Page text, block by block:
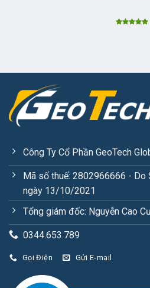
Công Ty Cổ Phần GeoTech
Mã số thuế: 2802966666 - Do
ngày 13/10/2021
Tổng giám đốc: Nguyễn Cao
0344.653.789
Gọi Điện Gửi E-mail